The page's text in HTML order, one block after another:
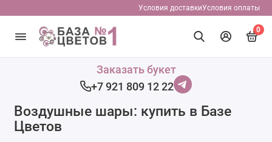
Условия доставкиУсловия оплаты
0
Заказать букет
+7 921 809 12 22
Воздушные шары: купить в Базе
Цветов
Арома свечи и диффузеры
Воздушные шары